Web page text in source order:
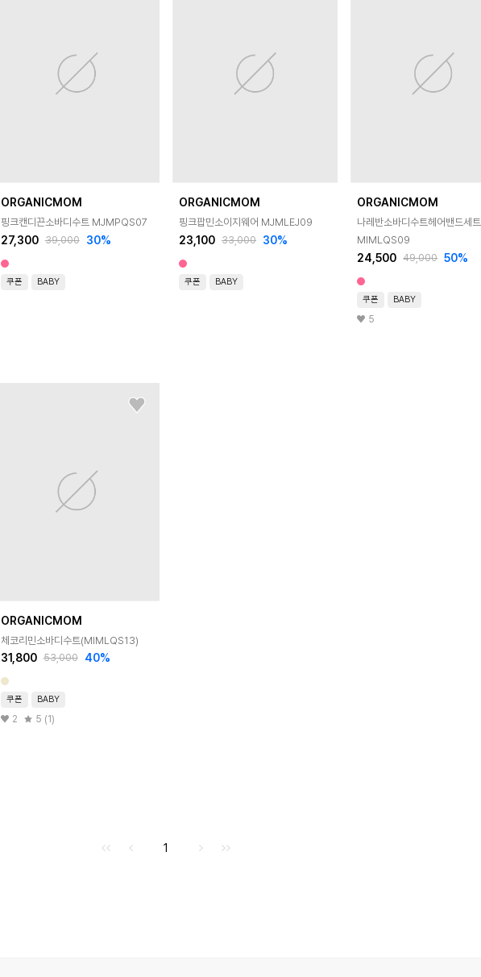
ORGANICMOM
핑크캔디끈소바디수트 MJMPQS07
27,300 39,000 30%
쿠폰 BABY
ORGANICMOM
핑크팝민소이지웨어 MJMLEJ09
23,100 33,000 30%
쿠폰 BABY
ORGANICMOM
나레반소바디수트헤어밴드세트
MIMLQS09
24,500 49,000 50%
쿠폰 BABY
5
ORGANICMOM
체코리민소바디수트(MIMLQS13)
31,800 53,000 40%
쿠폰 BABY
2 5 (1)
이전으로
1다음으로